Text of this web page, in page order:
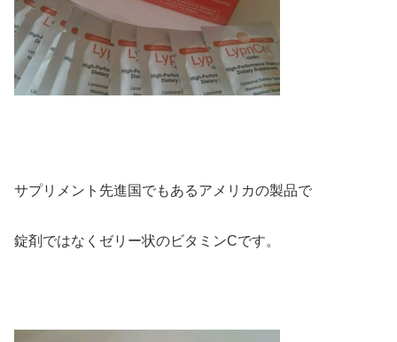
サプリメント先進国でもあるアメリカの製品で
錠剤ではなくゼリー状のビタミンCです。